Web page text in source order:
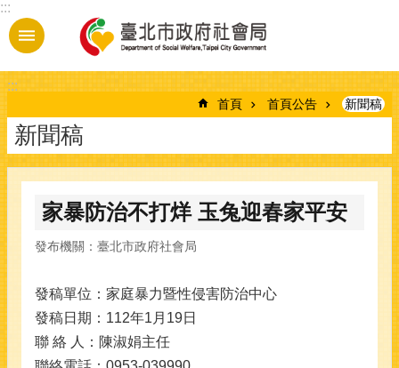
跳到主要內容區塊
:::
:::
首頁 首頁公告 新聞稿
新聞稿
家暴防治不打烊 玉兔迎春家平安
發布機關：臺北市政府社會局
發稿單位：家庭暴力暨性侵害防治中心
發稿日期：112年1月19日
聯 絡 人：陳淑娟主任